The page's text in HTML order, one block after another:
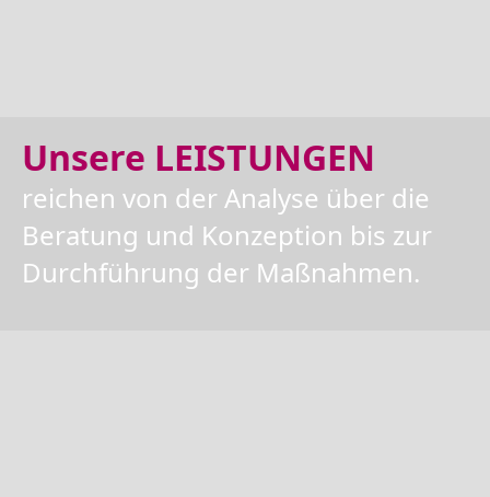
Unsere LEISTUNGEN
reichen von der Analyse über die
Beratung und Konzeption bis zur
Durchführung der Maßnahmen.